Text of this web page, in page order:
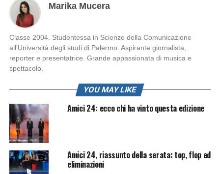
Marika Mucera
Classe 2004. Studentessa in Scienze della Comunicazione
all'Università degli studi di Palermo. Aspirante giornalista,
reporter e presentatrice. Grande appassionata di musica e
spettacolo.
YOU MAY LIKE
Amici 24: ecco chi ha vinto questa edizione
Amici 24, riassunto della serata: top, flop ed
eliminazioni